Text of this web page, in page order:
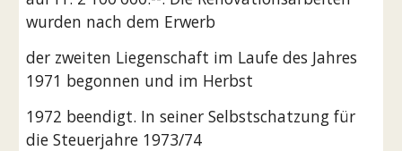
wurden nach dem Erwerb
der zweiten Liegenschaft im Laufe des Jahres
1971 begonnen und im Herbst
1972 beendigt. In seiner Selbstschatzung für
die Steuerjahre 1973/74